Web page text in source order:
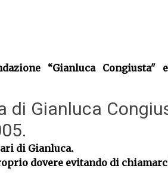
“Gianluca Congiusta"
di Gianluca
di Gianluca.
dovere evitando di